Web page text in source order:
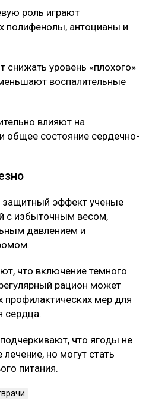
роль играют
полифенолы, антоцианы и
снижать уровень «плохого»
воспалительные
влияют на
общее состояние сердечно-
эффект ученые
с избыточным весом,
давлением и
что включение темного
рацион может
профилактических мер для
сердца.
что ягоды не
но могут стать
питания.
врачи